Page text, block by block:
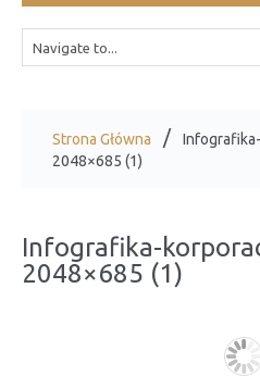
Strona Główna
2048×685 (1)
Infografika-
2048×685 (1)